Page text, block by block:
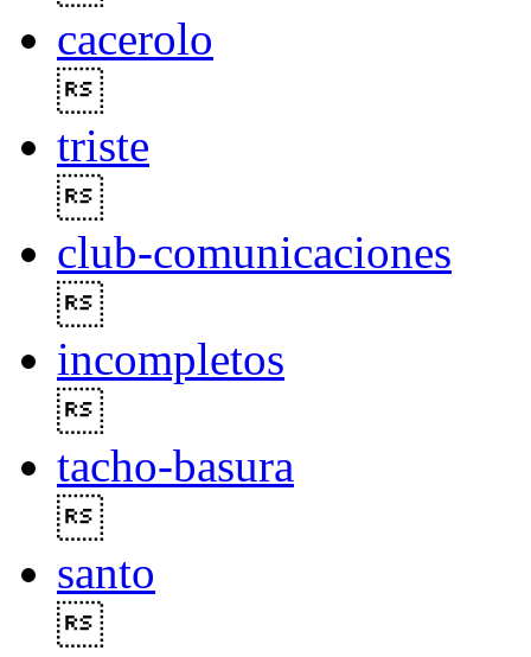
cacerolo
triste
club-comunicaciones
incompletos
tacho-basura
santo